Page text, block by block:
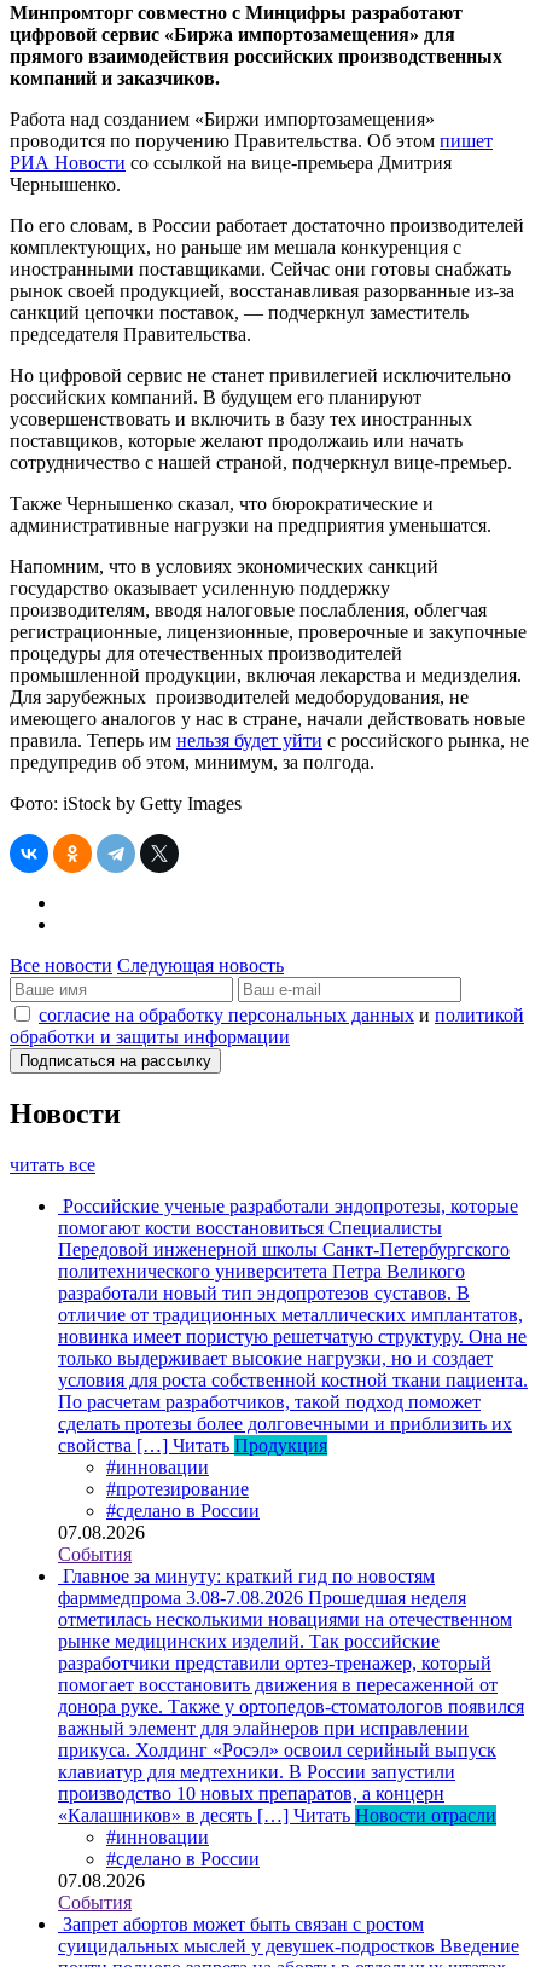
Минпромторг совместно с Минцифры разработают
цифровой сервис «Биржа импортозамещения» для
прямого взаимодействия российских производственных
компаний и заказчиков.
Работа над созданием «Биржи импортозамещения»
проводится по поручению Правительства. Об этом пишет
РИА Новости со ссылкой на вице-премьера Дмитрия
Чернышенко.
По его словам, в России работает достаточно производителей
комплектующих, но раньше им мешала конкуренция с
иностранными поставщиками. Сейчас они готовы снабжать
рынок своей продукцией, восстанавливая разорванные из-за
санкций цепочки поставок, — подчеркнул заместитель
председателя Правительства.
Но цифровой сервис не станет привилегией исключительно
российских компаний. В будущем его планируют
усовершенствовать и включить в базу тех иностранных
поставщиков, которые желают продолжаиь или начать
сотрудничество с нашей страной, подчеркнул вице-премьер.
Также Чернышенко сказал, что бюрократические и
административные нагрузки на предприятия уменьшатся.
Напомним, что в условиях экономических санкций
государство оказывает усиленную поддержку
производителям, вводя налоговые послабления, облегчая
регистрационные, лицензионные, проверочные и закупочные
процедуры для отечественных производителей
промышленной продукции, включая лекарства и медизделия.
Для зарубежных производителей медоборудования, не
имеющего аналогов у нас в стране, начали действовать новые
правила. Теперь им нельзя будет уйти с российского рынка, не
предупредив об этом, минимум, за полгода.
Фото: iStock by Getty Images
Все новости Следующая новость
согласие на обработку персональных данных и политикой
обработки и защиты информации
Новости
читать все
Российские ученые разработали эндопротезы, которые
помогают кости восстановиться Специалисты
Передовой инженерной школы Санкт-Петербургского
политехнического университета Петра Великого
разработали новый тип эндопротезов суставов. В
отличие от традиционных металлических имплантатов,
новинка имеет пористую решетчатую структуру. Она не
только выдерживает высокие нагрузки, но и создает
условия для роста собственной костной ткани пациента.
По расчетам разработчиков, такой подход поможет
сделать протезы более долговечными и приблизить их
свойства […] Читать Продукция
#инновации
#протезирование
#сделано в России
07.08.2026
События
Главное за минуту: краткий гид по новостям
фарммедпрома 3.08-7.08.2026 Прошедшая неделя
отметилась несколькими новациями на отечественном
рынке медицинских изделий. Так российские
разработчики представили ортез-тренажер, который
помогает восстановить движения в пересаженной от
донора руке. Также у ортопедов-стоматологов появился
важный элемент для элайнеров при исправлении
прикуса. Холдинг «Росэл» освоил серийный выпуск
клавиатур для медтехники. В России запустили
производство 10 новых препаратов, а концерн
«Калашников» в десять […] Читать Новости отрасли
#инновации
#сделано в России
07.08.2026
События
Запрет абортов может быть связан с ростом
суицидальных мыслей у девушек-подростков Введение